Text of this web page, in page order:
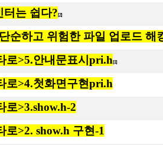
터는 쉽다? [2]
순하고 위험한 파일 업로드 해
로>5.안내문표시pri.h[1]
로>4.첫화면구현pri.h
로>3.show.h-2
로>2. show.h 구현-1